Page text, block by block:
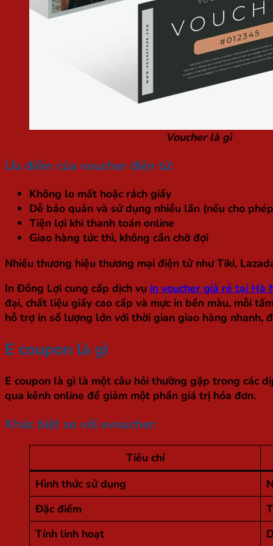
Voucher là gì
Ưu điểm của voucher điện tử:
Không lo mất hoặc rách giấy
Dễ bảo quản và sử dụng nhiều lần (nếu cho
Tiện lợi khi thanh toán online
Giao hàng tức thì, không cần chờ đợi
Nhiều thương hiệu thương mại điện tử như Tiki,
In Đồng Lợi cung cấp dịch vụ in voucher giả rẻ tại Hà
đại, chất liệu giấy cao cấp và mực in bền màu, mỗi
hỗ trợ in số lượng lớn với thời gian giao hàng nhanh,
E coupon là gì
E coupon là gì là một câu hỏi thường gặp trong các
qua kênh online để giảm một phần giá trị hóa đơn.
Khác biệt so với evoucher:
Tiêu chí
Hình thức sử dụng
Đặc điểm
Tính linh hoạt